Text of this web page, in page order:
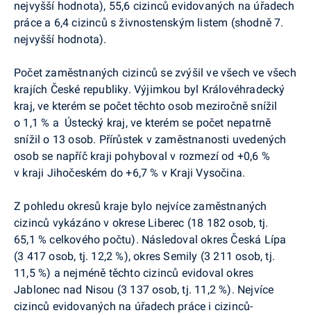
nejvyšší hodnota), 55,6 cizinců evidovaných na úřadech
práce a 6,4 cizinců s živnostenským listem (shodně 7.
nejvyšší hodnota).
Počet zaměstnaných cizinců se zvýšil ve všech ve všech
krajích České republiky. Výjimkou byl Královéhradecký
kraj, ve kterém se počet těchto osob meziročně snížil
o 1,1 % a Ústecký kraj, ve kterém se počet nepatrně
snížil o 13 osob. Přírůstek v zaměstnanosti uvedených
osob se napříč kraji pohyboval v rozmezí od +0,6 %
v kraji Jihočeském do +6,7 % v Kraji Vysočina.
Z pohledu okresů kraje bylo nejvíce zaměstnaných
cizinců vykázáno v okrese Liberec (18 182 osob, tj.
65,1 % celkového počtu). Následoval okres Česká Lípa
(3 417 osob, tj. 12,2 %), okres Semily (3 211 osob, tj.
11,5 %) a nejméně těchto cizinců evidoval okres
Jablonec nad Nisou (3 137 osob, tj. 11,2 %). Nejvíce
cizinců evidovaných na úřadech práce i cizinců-